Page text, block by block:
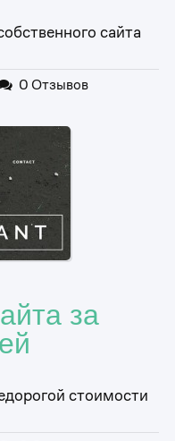
сайта
0 Отзывов
за
стоимости